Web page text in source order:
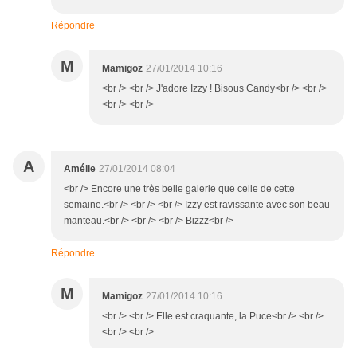
Répondre
M Mamigoz 27/01/2014 10:16
<br /> <br /> J'adore Izzy ! Bisous Candy<br /> <br />
<br /> <br />
A Amélie 27/01/2014 08:04
<br /> Encore une très belle galerie que celle de cette
semaine.<br /> <br /> <br /> Izzy est ravissante avec son beau
manteau.<br /> <br /> <br /> Bizzz<br />
Répondre
M Mamigoz 27/01/2014 10:16
<br /> <br /> Elle est craquante, la Puce<br /> <br />
<br /> <br />